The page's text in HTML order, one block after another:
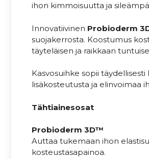
ihon kimmoisuutta ja
Innovatiivinen Probioderm
suojakerrosta. Koostumus
täyteläisen ja raikkaan
Kasvosuihke sopii
lisäkosteutusta ja elinvoimaa
Tähtiainesosat
Probioderm 3D™
Auttaa tukemaan ihon
kosteustasapainoa.